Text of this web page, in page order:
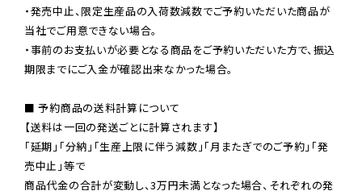
・発売中止、限定生産品の入荷数減数でご予約いただいた商品が
当社でご用意できない場合。
・事前のお支払いが必要となる商品をご予約いただいた方で、振込
期限までにご入金が確認出来なかった場合。
■ 予約商品の送料計算について
【送料は一回の発送ごとに計算されます】
「延期」「分納」「生産上限に伴う減数」「月またぎでのご予約」「発
売中止」等で
商品代金の合計が変動し、3万円未満となった場合、それぞれの発